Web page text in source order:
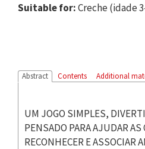
Suitable for:Creche (idade
Abstract Contents Additional
UM JOGO SIMPLES,
PENSADO PARA AJUDAR AS
RECONHECER E ASSOCIAR